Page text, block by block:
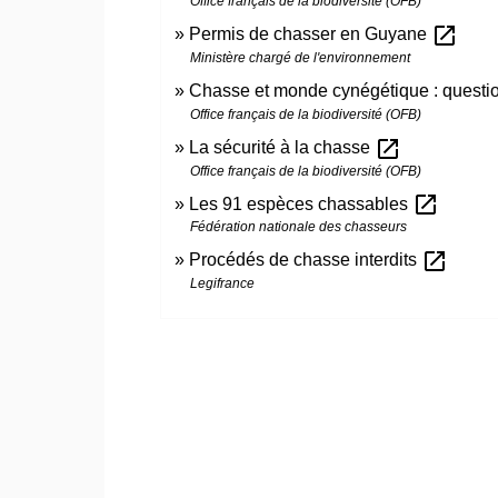
Permis de chasser en Guyane open_in_new
Ministère chargé de l'environnement
Chasse et monde cynégétique :
Office français de la biodiversité (OFB)
La sécurité à la chasse open_in_new
Office français de la biodiversité (OFB)
Les 91 espèces chassables open_in_new
Fédération nationale des chasseurs
Procédés de chasse interdits open_in_new
Legifrance